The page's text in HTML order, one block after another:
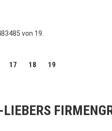
von 19.
17 18 19